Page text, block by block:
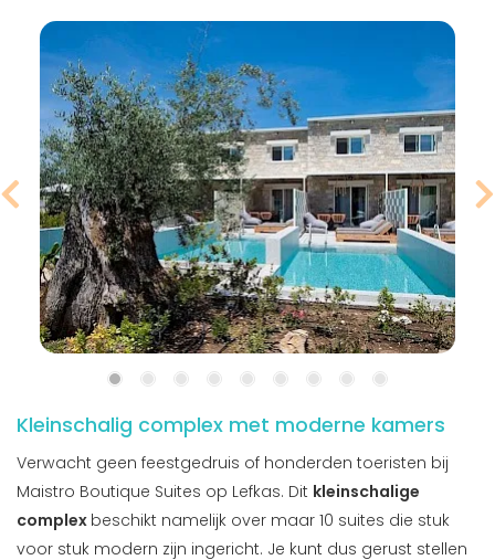
Kleinschalig complex met moderne kamers
Verwacht geen feestgedruis of honderden toeristen bij
Maistro Boutique Suites op Lefkas. Dit kleinschalige
complex beschikt namelijk over maar 10 suites die stuk
voor stuk modern zijn ingericht. Je kunt dus gerust stellen